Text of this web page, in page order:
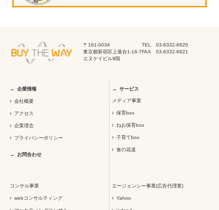
〒161-0034
東京都新宿区上落合1-16-7
エヌケイビル9階
TEL 03-6332-6620
FAX 03-6332-6621
企業情報
会社概要
アクセス
企業理念
プライバシーポリシー
お問合わせ
サービス
メディア事業
保育box
ねお保育box
子育てbox
食の花道
コンサル事業
webコンサルティング
エージェンシー事業(広告代理業)
Yahoo